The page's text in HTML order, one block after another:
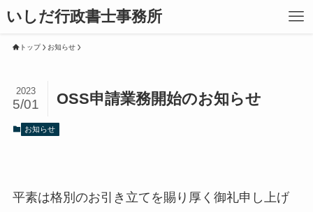
いしだ行政書士事務所
トップ お知らせ
OSS申請業務開始のお知らせ
2023
5/01
お知らせ
平素は格別のお引き立てを賜り厚く御礼申し上げ